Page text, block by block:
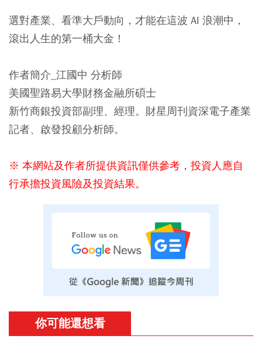
選對產業、看準大戶動向，才能在這波 AI 浪潮中，
滾出人生的第一桶大金！
作者簡介_江國中 分析師
美國聖路易大學財務金融所碩士
新竹商銀投資部副理、經理。財星周刊資深電子產業
記者、啟發投顧分析師。
※ 本網站及作者所提供資訊僅供參考，投資人應自
行承擔投資風險及投資結果。